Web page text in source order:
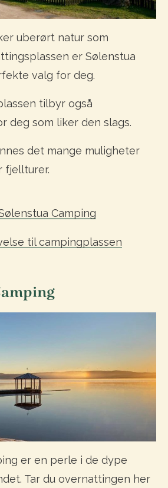
uberørt natur som
er Sølenstua
valg for deg.
tilbyr også
deg som liker den slags.
det mange muligheter
fjellturer.
Camping
til campingplassen
er en perle i de dype
Tar du overnattingen her